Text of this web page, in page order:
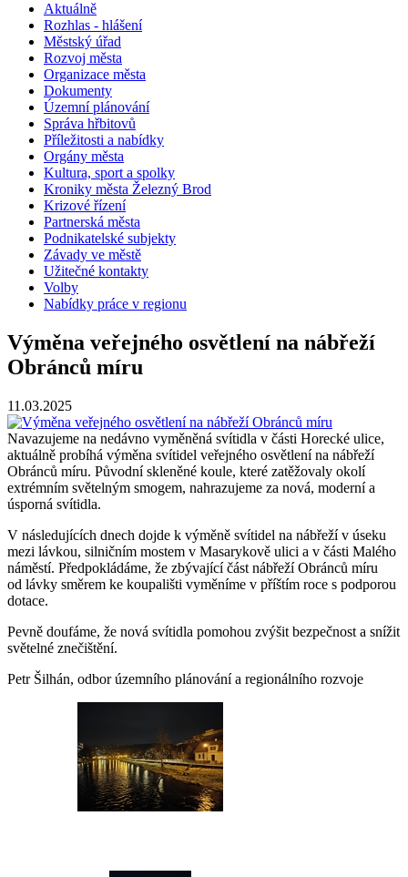
Aktuálně
Rozhlas - hlášení
Městský úřad
Rozvoj města
Organizace města
Dokumenty
Územní plánování
Správa hřbitovů
Příležitosti a nabídky
Orgány města
Kultura, sport a spolky
Kroniky města Železný Brod
Krizové řízení
Partnerská města
Podnikatelské subjekty
Závady ve městě
Užitečné kontakty
Volby
Nabídky práce v regionu
Výměna veřejného osvětlení na nábřeží
Obránců míru
11.03.2025
Navazujeme na nedávno vyměněná svítidla v části Horecké ulice,
aktuálně probíhá výměna svítidel veřejného osvětlení na nábřeží
Obránců míru. Původní skleněné koule, které zatěžovaly okolí
extrémním světelným smogem, nahrazujeme za nová, moderní a
úsporná svítidla.
V následujících dnech dojde k výměně svítidel na nábřeží v úseku
mezi lávkou, silničním mostem v Masarykově ulici a v části Malého
náměstí. Předpokládáme, že zbývající část nábřeží Obránců míru
od lávky směrem ke koupališti vyměníme v příštím roce s podporou
dotace.
Pevně doufáme, že nová svítidla pomohou zvýšit bezpečnost a snížit
světelné znečištění.
Petr Šilhán, odbor územního plánování a regionálního rozvoje